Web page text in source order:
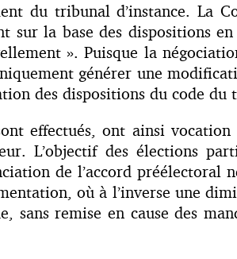
du tribunal d’instance. La
sur la base des dispositions
». Puisque la
générer une
des dispositions du code du
effectués, ont ainsi
L’objectif des élections
de l’accord préélectoral
où à l’inverse une
remise en cause des